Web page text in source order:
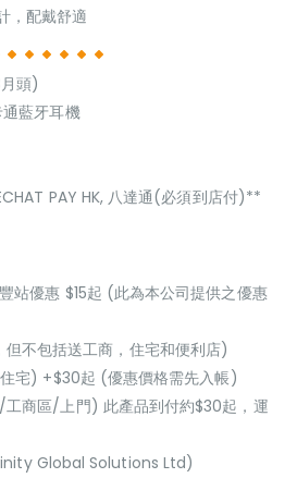
，配戴舒適
頭)
藍牙耳機
PAY HK, 八達通(必須到店付)**
站優惠 $15起 (此為本公司提供之優惠
不包括送工商，住宅和便利店)
宅) +$30起 (優惠價格需先入帳)
商區/上門) 此產品到付約$30起，運
Global Solutions Ltd)